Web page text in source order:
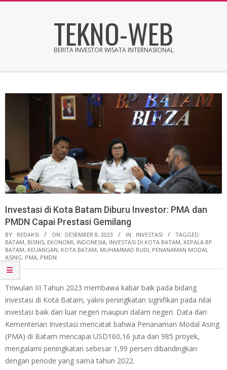
TEKNO-WEB
BERITA INVESTOR WISATA INTERNASIONAL
Investasi di Kota Batam Diburu Investor: PMA dan
PMDN Capai Prestasi Gemilang
BY: REDAKSI ON: DESEMBER 8, 2023 IN: INVESTASI
TAGGED:
BATAM, BISNIS, EKONOMI, INDONESIA, INVESTASI DI KOTA BATAM, KEPALA BP
BATAM, KEUANGAN, KOTA BATAM, MUHAMMAD RUDI, PENANAMAN MODAL
ASING, PMA, PMDN
Triwulan III Tahun 2023 membawa kabar baik pada bidang
investasi di Kota Batam, yakni peningkatan signifikan pada nilai
investasi baik dari luar negeri maupun dalam negeri. Data dari
Kementerian Investasi mencatat bahwa Penanaman Modal Asing
(PMA) di Batam mencapai USD160,16 juta dari 985 proyek,
mengalami peningkatan sebesar 1,99 persen dibandingkan
dengan periode yang sama tahun 2022.